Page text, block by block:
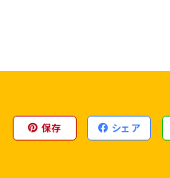
保存 シェア